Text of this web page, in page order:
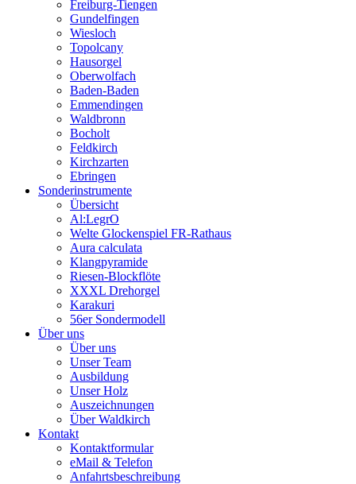
Freiburg-Tiengen
Gundelfingen
Wiesloch
Topolcany
Hausorgel
Oberwolfach
Baden-Baden
Emmendingen
Waldbronn
Bocholt
Feldkirch
Kirchzarten
Ebringen
Sonderinstrumente
Übersicht
Al:LegrO
Welte Glockenspiel FR-Rathaus
Aura calculata
Klangpyramide
Riesen-Blockflöte
XXXL Drehorgel
Karakuri
56er Sondermodell
Über uns
Über uns
Unser Team
Ausbildung
Unser Holz
Auszeichnungen
Über Waldkirch
Kontakt
Kontaktformular
eMail & Telefon
Anfahrtsbeschreibung